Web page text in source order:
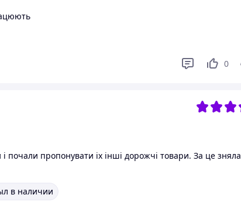
0
почали пропонувати іх інші дорожчі товари. За це зняла
в наличии